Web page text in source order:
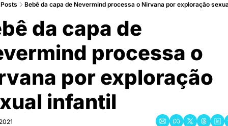
Posts Bebê da capa de Nevermind processa o Nirvana por exploração
da capa de
processa o
por exploração
infantil